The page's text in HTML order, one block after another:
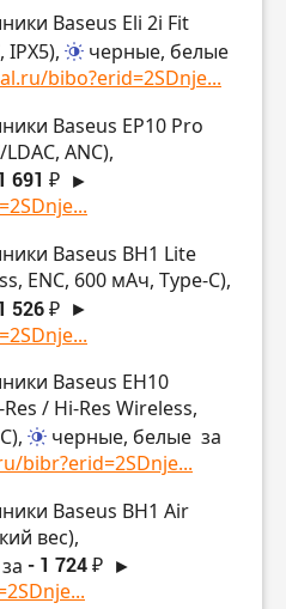
Baseus Eli 2i Fit
IPX5),
черные, белые
bibo?erid=2SDnje...
Baseus EP10 Pro
ANC),
691 ₽ ►
Baseus BH1 Lite
ENC, 600 мАч, Type-C),
526 ₽ ►
Baseus EH10
/ Hi-Res Wireless,
черные, белые за
bibr?erid=2SDnje...
Baseus BH1 Air
вес),
за - 1 724 ₽ ►